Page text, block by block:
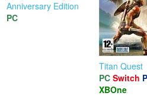
Anniversary Edition
PC
Titan Quest
PC Switch
XBOne